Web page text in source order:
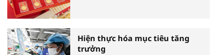
Hiện thực hóa mục tiêu tăng
trưởng